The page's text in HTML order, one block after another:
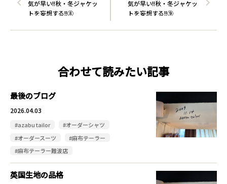
気が早い!!秋・冬ジャケッ
トを妄想する!!⑨
気が早い!!秋・冬ジャケッ
トを妄想する!!⑧
合わせて読みたい記事
最後のブログ
2026.04.03
#azabu tailor
#オーダーシャツ
#オーダースーツ
#麻布テーラー
#麻布テーラー難波店
英国生地の品格